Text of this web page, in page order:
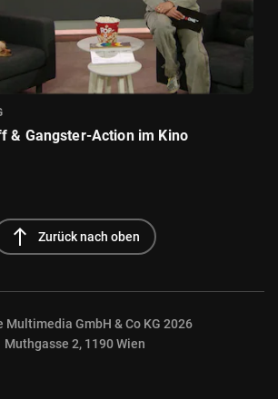
& Gangster-Action im Kino
north Zurück nach oben
Multimedia GmbH & Co KG 2026
Muthgasse 2, 1190 Wien